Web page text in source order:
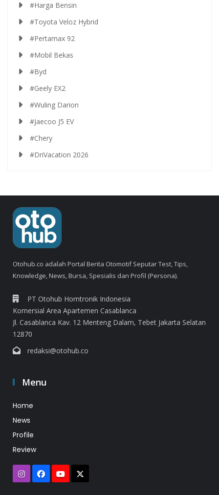
#Harga Bensin
#Toyota Veloz Hybrid
#Pertamax 92
#Mobil Bekas
#Byd
#Geely EX2
#Wuling Darion
#Jaecoo J5 EV
#Chery
#DriVacation 2026
Otohub.co adalah Portal Berita Otomotif Seputar Test, Tips,
Knowledge, News, Bursa, Spesialis dan Profil (Persona).
PT Otohub Homtronik Indonesia
Komersial Area Apartemen Casablanca
Jl. Casablanca Kav. 12 Menteng Dalam, Tebet Jakarta Selatan
12870
redaksi@otohub.co
Menu
Home
News
Profile
Review